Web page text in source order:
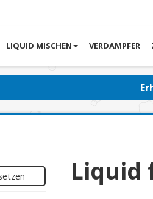
LIQUID MISCHEN VERDAMPFER
Liquid